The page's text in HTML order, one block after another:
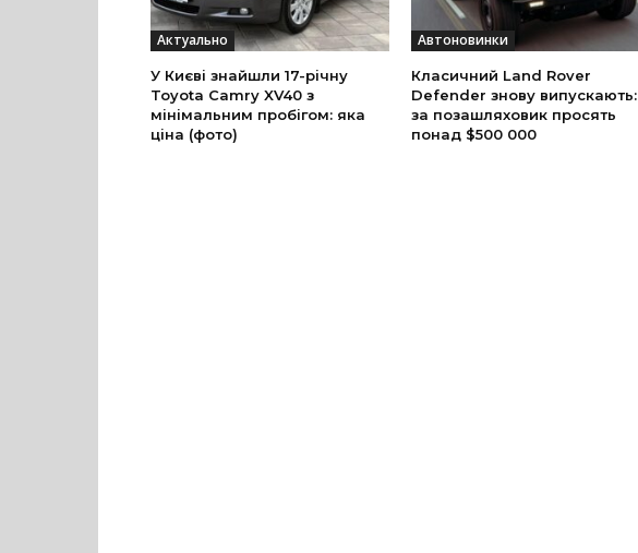
Актуально
У Києві знайшли 17-річну
Toyota Camry XV40 з
мінімальним пробігом: яка
ціна (фото)
Автоновинки
Класичний Land Rover
Defender знову випускають:
за позашляховик просять
понад $500 000